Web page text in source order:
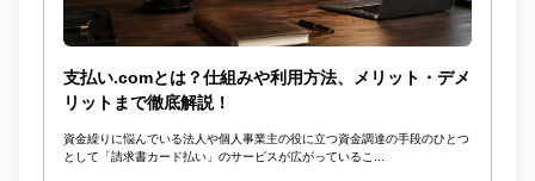
支払い.comとは？仕組みや利用方法、メリット・デメ
リットまで徹底解説！
資金繰りに悩んでいる法人や個人事業主の役に立つ資金調達の手段のひとつ
として「請求書カード払い」のサービスが広がっているこ...